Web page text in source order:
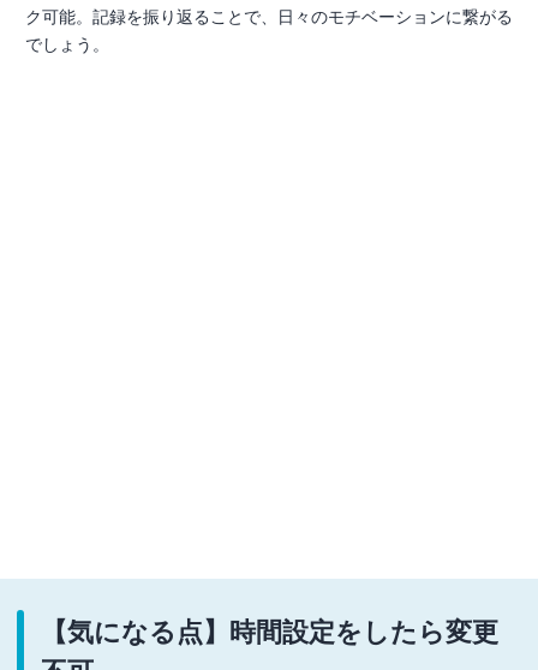
ク可能。記録を振り返ることで、日々のモチベーションに繋がる
でしょう。
【気になる点】時間設定をしたら変更